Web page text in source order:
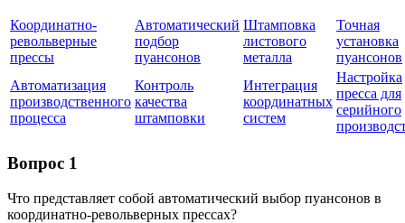
Координатно-
револьверные
прессы
Автоматический
подбор
пуансонов
Штамповка
листового
металла
Точная
установка
пуансонов
Автоматизация
производственного
процесса
Контроль
качества
штамповки
Интеграция
координатных
систем
Настройка
пресса для
серийного
Вопрос 1
Что представляет собой автоматический выбор пуансонов в
координатно-револьверных прессах?